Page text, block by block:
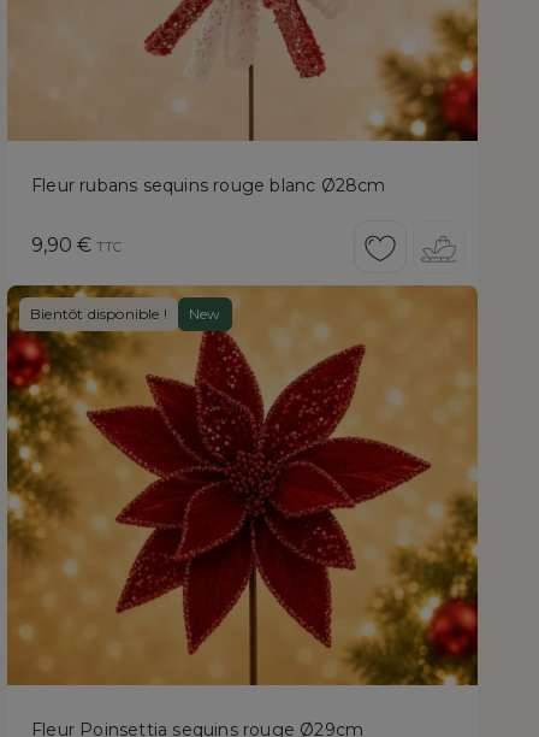
Fleur rubans sequins rouge blanc Ø28cm
Prix
9,90 € TTC
Bientôt disponible ! New
Fleur Poinsettia sequins rouge Ø29cm